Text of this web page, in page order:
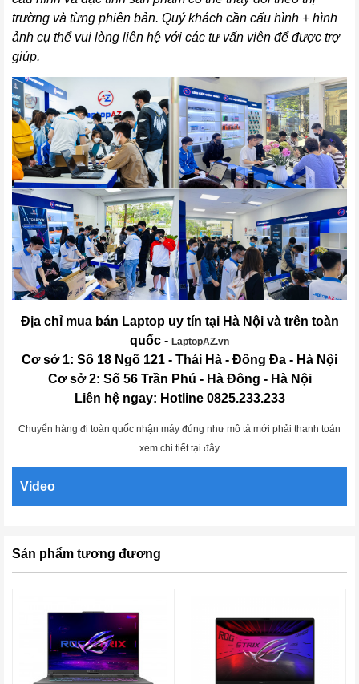
trường và từng phiên bản. Quý khách cần cấu hình + hình
ảnh cụ thể vui lòng liên hệ với các tư vấn viên để được trợ
giúp.
Địa chỉ mua bán Laptop uy tín tại Hà Nội và trên toàn
quốc - LaptopAZ.vn
Cơ sở 1: Số 18 Ngõ 121 - Thái Hà - Đống Đa - Hà Nội
Cơ sở 2: Số 56 Trần Phú - Hà Đông - Hà Nội
Liên hệ ngay: Hotline 0825.233.233
Chuyển hàng đi toàn quốc nhận máy đúng như mô tả mới phải thanh toán
xem chi tiết tại đây
Video
Sản phẩm tương đương